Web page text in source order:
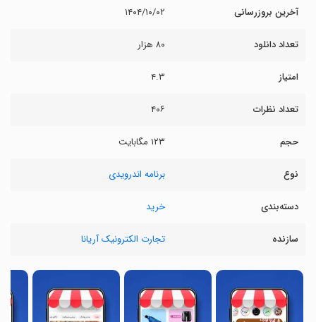
آخرین بروزرسانی ۱۴۰۴/۱۰/۰۲
تعداد دانلود ۸۰ هزار
امتیاز ۴.۳
تعداد نظرات ۴۰۶
حجم ۱۲۳ مگابایت
نوع برنامه اندرویدی
دسته‌بندی خرید
سازنده تجارت الکترونیک آریانا